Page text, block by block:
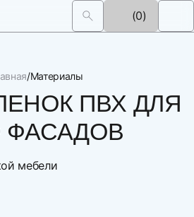
(0)
Материалы
ПВХ ДЛЯ
ФАСАДОВ